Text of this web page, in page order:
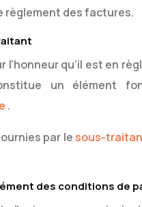
règlement des factures.
l’honneur qu’il est en
un élément
.
par le sous-
des conditions de